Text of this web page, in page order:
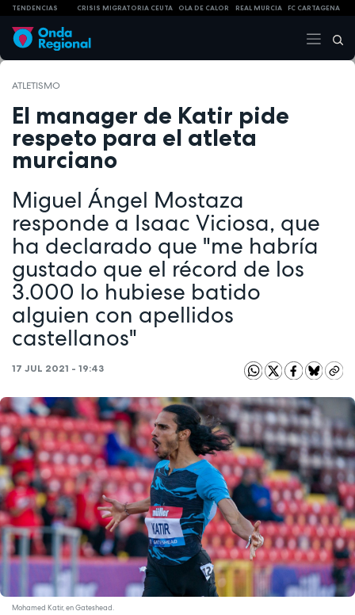
TENDENCIAS CRISIS MIGRATORIA CEUTA OLA DE CALOR REAL MURCIA FC CARTAGENA
ATLETISMO
El manager de Katir pide
respeto para el atleta
murciano
Miguel Ángel Mostaza
responde a Isaac Viciosa, que
ha declarado que "me habría
gustado que el récord de los
3.000 lo hubiese batido
alguien con apellidos
castellanos"
17 JUL 2021 - 19:43
Mohamed Katir, en Gateshead.